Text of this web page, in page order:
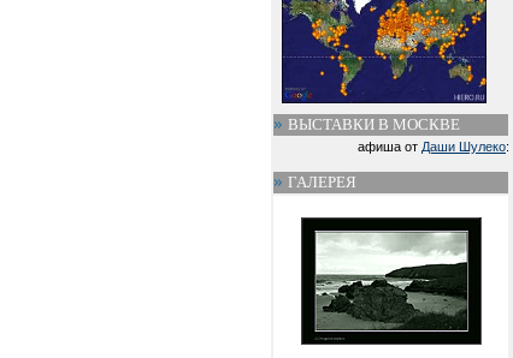
ВЫСТАВКИ В МОСКВЕ
афиша от Даши Шулеко:
ГАЛЕРЕЯ